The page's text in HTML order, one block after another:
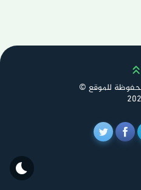
Scroll up
للموقع ©